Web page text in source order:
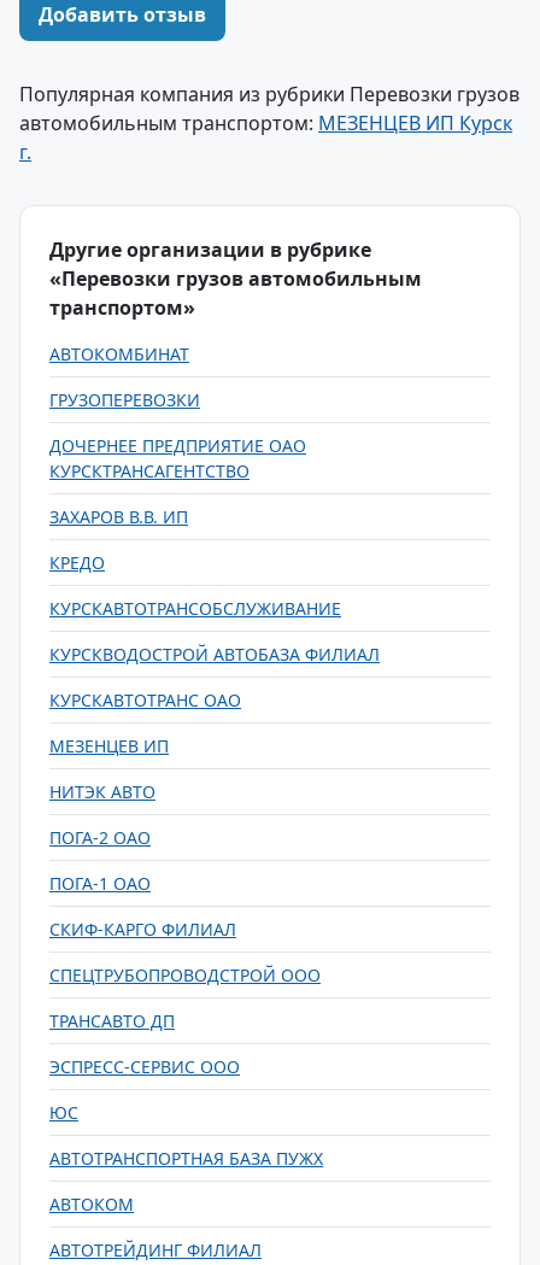
Добавить отзыв
Популярная компания из рубрики Перевозки грузов
автомобильным транспортом: МЕЗЕНЦЕВ ИП Курск
г.
Другие организации в рубрике
«Перевозки грузов автомобильным
транспортом»
АВТОКОМБИНАТ
ГРУЗОПЕРЕВОЗКИ
ДОЧЕРНЕЕ ПРЕДПРИЯТИЕ ОАО
КУРСКТРАНСАГЕНТСТВО
ЗАХАРОВ В.В. ИП
КРЕДО
КУРСКАВТОТРАНСОБСЛУЖИВАНИЕ
КУРСКВОДОСТРОЙ АВТОБАЗА ФИЛИАЛ
КУРСКАВТОТРАНС ОАО
МЕЗЕНЦЕВ ИП
НИТЭК АВТО
ПОГА-2 ОАО
ПОГА-1 ОАО
СКИФ-КАРГО ФИЛИАЛ
СПЕЦТРУБОПРОВОДСТРОЙ ООО
ТРАНСАВТО ДП
ЭСПРЕСС-СЕРВИС ООО
ЮС
АВТОТРАНСПОРТНАЯ БАЗА ПУЖХ
АВТОКОМ
АВТОТРЕЙДИНГ ФИЛИАЛ